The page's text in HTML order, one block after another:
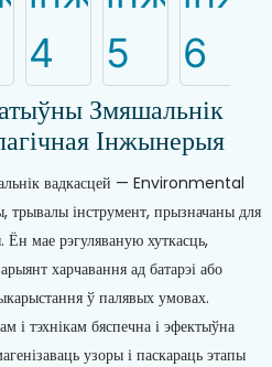
Змяшальнік
Інжынерыя
вадкасцей — Environmental
інструмент, прызначаны для
мае рэгуляваную хуткасць,
харчавання ад батарэі або
ў палявых умовах.
і тэхнікам бяспечна і эфектыўна
узоры і паскараць этапы